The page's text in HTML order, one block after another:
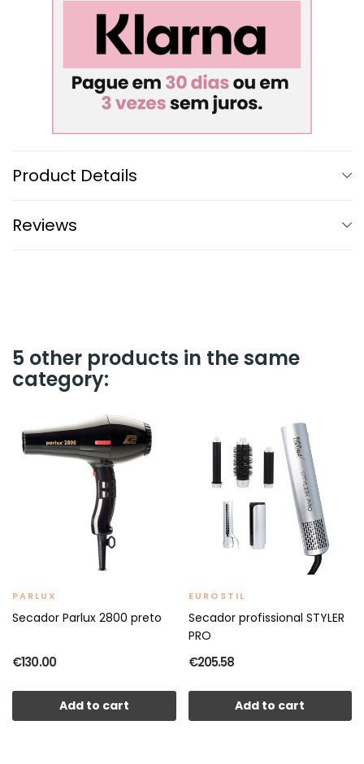
Product Details
Reviews
5 other products in the same
category:
PARLUX
Secador Parlux 2800 preto
€130.00
Add to cart
EUROSTIL
Secador profissional STYLER
PRO
€205.58
Add to cart